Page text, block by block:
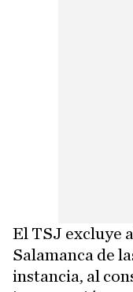
El TSJ excluye
Salamanca de
instancia, al